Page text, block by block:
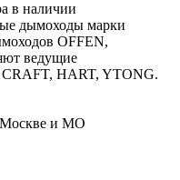
в наличии
дымоходы марки
OFFEN,
ведущие
CRAFT, HART, YTONG.
Москве и МО